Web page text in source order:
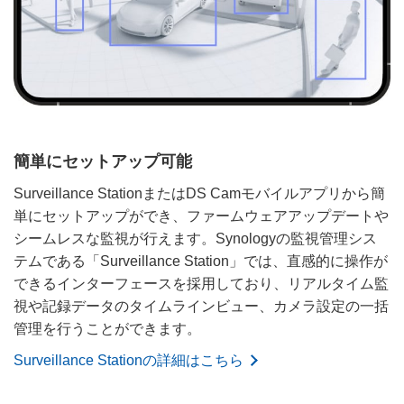
簡単にセットアップ可能
Surveillance StationまたはDS Camモバイルアプリから簡
単にセットアップができ、ファームウェアアップデートや
シームレスな監視が行えます。Synologyの監視管理シス
テムである「Surveillance Station」では、直感的に操作が
できるインターフェースを採用しており、リアルタイム監
視や記録データのタイムラインビュー、カメラ設定の一括
管理を行うことができます。
Surveillance Stationの詳細はこちら